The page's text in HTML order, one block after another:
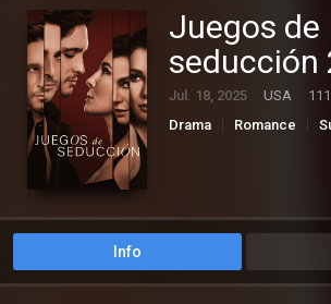
Juegos de
seducción
Jul. 18, 2025 USA
Drama
Romance
Info